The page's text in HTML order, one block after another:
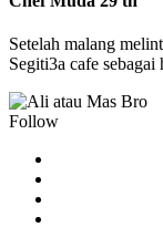
Setelah malang
Segiti3a cafe sebagai
Follow